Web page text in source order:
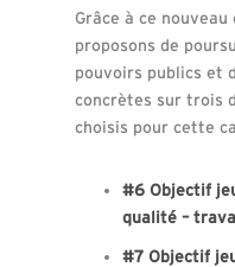
Grâce à ce
proposons de
pouvoirs publics et
concrètes sur trois
choisis pour cette
#6 Objectif
qualité –
#7 Objectif